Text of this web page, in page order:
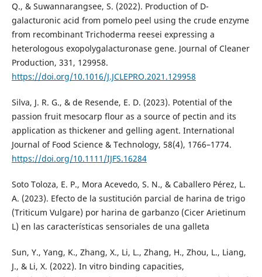
Q., & Suwannarangsee, S. (2022). Production of D-
galacturonic acid from pomelo peel using the crude enzyme
from recombinant Trichoderma reesei expressing a
heterologous exopolygalacturonase gene. Journal of Cleaner
Production, 331, 129958.
https://doi.org/10.1016/J.JCLEPRO.2021.129958
Silva, J. R. G., & de Resende, E. D. (2023). Potential of the
passion fruit mesocarp flour as a source of pectin and its
application as thickener and gelling agent. International
Journal of Food Science & Technology, 58(4), 1766–1774.
https://doi.org/10.1111/IJFS.16284
Soto Toloza, E. P., Mora Acevedo, S. N., & Caballero Pérez, L.
A. (2023). Efecto de la sustitución parcial de harina de trigo
(Triticum Vulgare) por harina de garbanzo (Cicer Arietinum
L) en las características sensoriales de una galleta
Sun, Y., Yang, K., Zhang, X., Li, L., Zhang, H., Zhou, L., Liang,
J., & Li, X. (2022). In vitro binding capacities,